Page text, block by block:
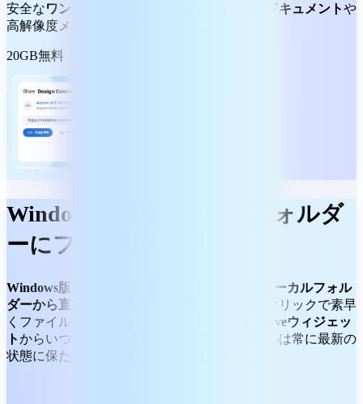
安全なワンクリックのリンク作成で、大容量ドキュメントや
高解像度メディアを共有できます。
20GB無料
Windows PCのローカルフォルダ
ーにファイルを同期
Windows版MobiDriveを使うと、ファイルをローカルフォル
ダーから直接同期・アクセスできます。
ワンクリックで素早
くファイルを転送でき、
タスクバーのMobiDriveウィジェッ
トからいつでも手軽に管理できます。ファイルは常に最新の
状態に保たれ、必要なときにすぐ使えます。